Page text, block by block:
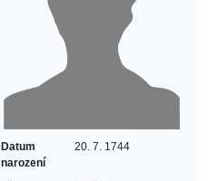
Datum
narození
20. 7. 1744